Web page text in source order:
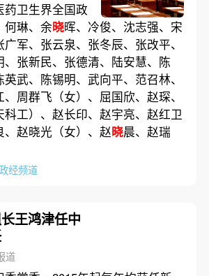
药卫生界全国政
琳、余晓晖、冷俊、沈志强、宋
军、张云泉、张冬辰、张改平、
、张新民、张德清、陆安慧、陈
武、陈锡明、武向平、范召林、
周群飞（女）、屈国欣、赵琛、
工）、赵长印、赵宇亮、赵红卫
、赵晓光（女）、赵晓晨、赵瑞
经频道
王鸿津任中
道